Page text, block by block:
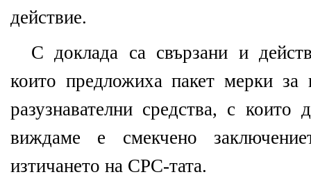
действие.
С доклада са свързани и
които предложиха пакет мерки за
разузнавателни средства, с
виждаме е смекчено
изтичането на СРС-тата.